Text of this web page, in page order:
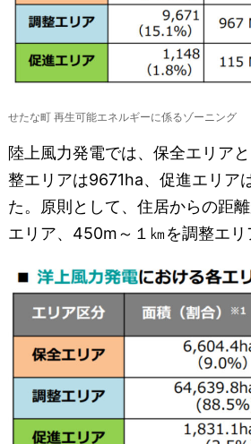
せたな町 再生可能エネルギーに係るゾーニング
陸上風力発電では、保全エリア
整エリアは9671ha、促進エリア
た。原則として、住居からの距
エリア、450m～１㎞を調整エリ